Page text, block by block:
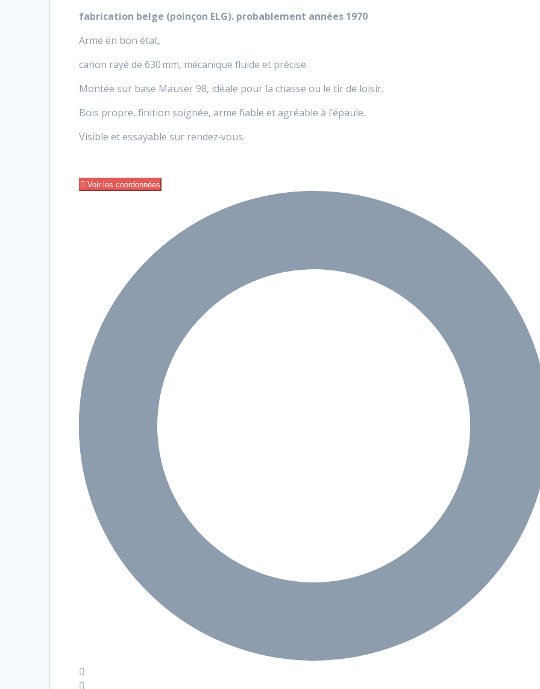
fabrication belge (poinçon ELG). probablement années 1970
Arme en bon état,
canon rayé de 630 mm, mécanique fluide et précise.
Montée sur base Mauser 98, idéale pour la chasse ou le tir de loisir.
Bois propre, finition soignée, arme fiable et agréable à l’épaule.
Visible et essayable sur rendez‑vous.
Voir les coordonnées